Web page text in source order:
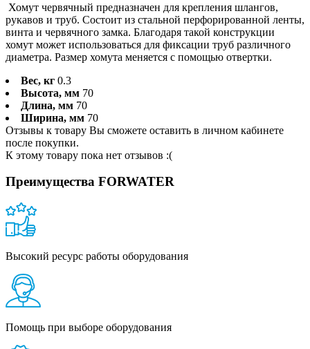
Хомут червячный предназначен для крепления шлангов,
рукавов и труб. Состоит из стальной перфорированной ленты,
винта и червячного замка. Благодаря такой конструкции
хомут может использоваться для фиксации труб различного
диаметра. Размер хомута меняется с помощью отвертки.
Вес, кг 0.3
Высота, мм 70
Длина, мм 70
Ширина, мм 70
Отзывы к товару Вы сможете оставить в личном кабинете
после покупки.
К этому товару пока нет отзывов :(
Преимущества FORWATER
Высокий ресурс работы оборудования
Помощь при выборе оборудования